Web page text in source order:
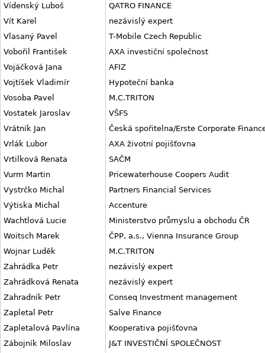
Vídenský Luboš
QATRO FINANCE
Vít Karel
nezávislý expert
Vlasaný Pavel
T-Mobile Czech Republic
Vobořil František
AXA investiční společnost
Vojáčková Jana
AFIZ
Vojtíšek Vladimír
Hypoteční banka
Vosoba Pavel
M.C.TRITON
Vostatek Jaroslav
VŠFS
Vrátník Jan
Česká spořitelna/Erste Corporate
Vrlák Lubor
AXA životní pojišťovna
Vrtilková Renata
SAČM
Vurm Martin
Pricewaterhouse Coopers Audit
Vystrčko Michal
Partners Financial Services
Výtiska Michal
Accenture
Wachtlová Lucie
Ministerstvo průmyslu a obchodu ČR
Woitsch Marek
ČPP, a.s., Vienna Insurance Group
Wojnar Luděk
M.C.TRITON
Zahrádka Petr
nezávislý expert
Zahrádková Renata
nezávislý expert
Zahradník Petr
Conseq Investment management
Zapletal Petr
Salve Finance
Zapletalová Pavlína
Kooperativa pojišťovna
Zábojník Miloslav
J&T INVESTIČNÍ SPOLEČNOST